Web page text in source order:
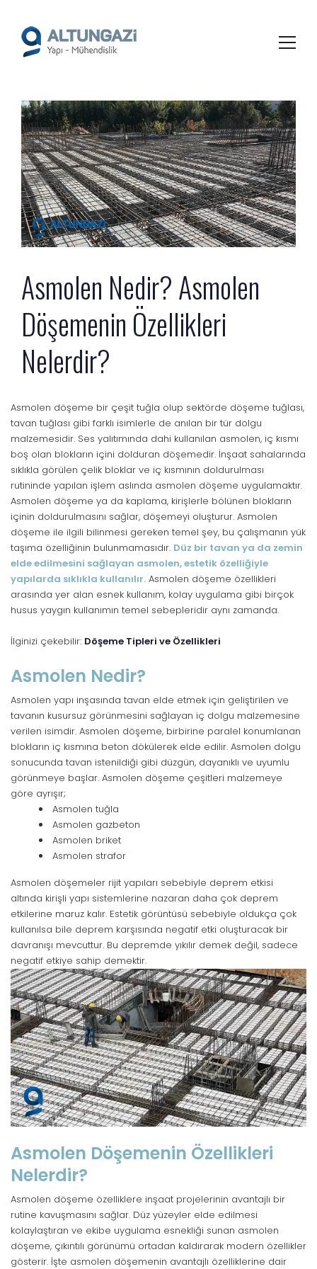
Asmolen Nedir? Asmolen
Döşemenin Özellikleri
Nelerdir?
Asmolen döşeme bir çeşit tuğla olup sektörde döşeme tuğlası,
tavan tuğlası gibi farklı isimlerle de anılan bir tür dolgu
malzemesidir. Ses yalıtımında dahi kullanılan asmolen, iç kısmı
boş olan blokların içini dolduran döşemedir. İnşaat sahalarında
sıklıkla görülen çelik bloklar ve iç kısmının doldurulması
rutininde yapılan işlem aslında asmolen döşeme uygulamaktır.
Asmolen döşeme ya da kaplama, kirişlerle bölünen blokların
içinin doldurulmasını sağlar, döşemeyi oluşturur. Asmolen
döşeme ile ilgili bilinmesi gereken temel şey, bu çalışmanın yük
taşıma özelliğinin bulunmamasıdır. Düz bir tavan ya da zemin
elde edilmesini sağlayan asmolen, estetik özelliğiyle
yapılarda sıklıkla kullanılır. Asmolen döşeme özellikleri
arasında yer alan esnek kullanım, kolay uygulama gibi birçok
husus yaygın kullanımın temel sebepleridir aynı zamanda.
İlginizi çekebilir: Döşeme Tipleri ve Özellikleri
Asmolen Nedir?
Asmolen yapı inşasında tavan elde etmek için geliştirilen ve
tavanın kusursuz görünmesini sağlayan iç dolgu malzemesine
verilen isimdir. Asmolen döşeme, birbirine paralel konumlanan
blokların iç kısmına beton dökülerek elde edilir. Asmolen dolgu
sonucunda tavan istenildiği gibi düzgün, dayanıklı ve uyumlu
görünmeye başlar. Asmolen döşeme çeşitleri malzemeye
göre ayrışır;
Asmolen tuğla
Asmolen gazbeton
Asmolen briket
Asmolen strafor
Asmolen döşemeler rijit yapıları sebebiyle deprem etkisi
altında kirişli yapı sistemlerine nazaran daha çok deprem
etkilerine maruz kalır. Estetik görüntüsü sebebiyle oldukça çok
kullanılsa bile deprem karşısında negatif etki oluşturacak bir
davranışı mevcuttur. Bu depremde yıkılır demek değil, sadece
negatif etkiye sahip demektir.
Asmolen Döşemenin Özellikleri
Nelerdir?
Asmolen döşeme özelliklere inşaat projelerinin avantajlı bir
rutine kavuşmasını sağlar. Düz yüzeyler elde edilmesi
kolaylaştıran ve ekibe uygulama esnekliği sunan asmolen
döşeme, çıkıntılı görünümü ortadan kaldırarak modern özellikler
gösterir. İşte asmolen döşemenin avantajlı özelliklerine dair